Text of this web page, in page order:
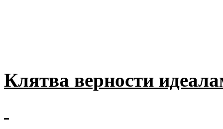
Клятва верности